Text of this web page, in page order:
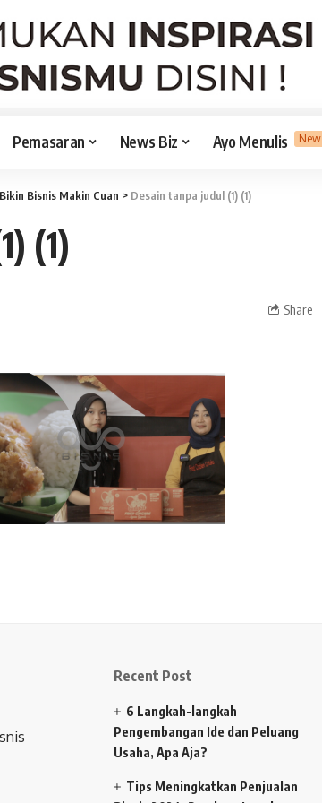
Pemasaran News Biz Ayo Menulis New
Bisnis Makin Cuan > Desain tanpa judul (1) (1)
(1)
Share
Recent Post
6 Langkah-langkah
Pengembangan Ide dan Peluang
Usaha, Apa Aja?
Tips Meningkatkan Penjualan